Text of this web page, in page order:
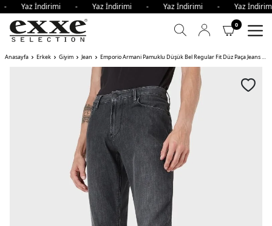
Yaz İndirimi - Yaz İndirimi - Yaz İndirimi - Yaz
0
Anasayfa Erkek Giyim Jean Emporio Armani Pamuklu Düşük Bel Regular Fit Düz Paça Jeans Erkek Kot Pantolon